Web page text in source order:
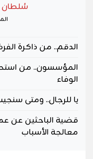
سُلطان
الدقم.. من ذاكرة
المؤسسون.. من
الوفاء
يا للرجال.. ومتى
قضية الباحثين عن
معالجة الأسباب